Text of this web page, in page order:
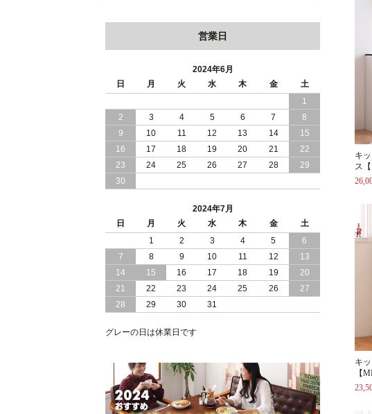
キ
ス【
キ
【
ド 組立設置 付き
日本製 収納 跳ね上げ式 リフトアップ
ベッド 縦開き ヘッドボード 組立設置サ
ービス付き
2024/04/23
すのこ の 床板 簡単 軽い コンパクトな
大容量 収納 跳ね上げ式 ベッド
2024/03/28
おすすめ クイーン キング ワイドキング
サイズ で 通気性ある すのこ仕様 大容
畳 仕様 で 敷き布団 が使える 引き出し
収納 付き 大容量 チェスト ベッド 日本
製 ヘッドボードなし
2024/02/23
畳 の 床面 で 敷き布団 で 寝られる 引き
出し 収納庫 付 大容量 チェスト ベッド
日本製
し 収納庫 付き チェスト ベッド 日本製
営業日
2024年6月
日
月 火 水 木 金
土
1
2
3 4 5 6 7
8
9
10 11 12 13 14
15
16
17 18 19 20 21
22
23
24 25 26 27 28
29
30
2024年7月
日
月 火 水 木 金
土
1
2 3 4 5
6
7
8 9 10 11 12
13
14
15 16 17 18 19
20
21
22 23 24 25 26
27
28
29 30 31
グレーの日は休業日です